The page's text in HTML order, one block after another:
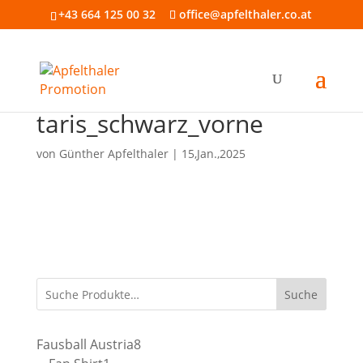
+43 664 125 00 32 office@apfelthaler.co.at
taris_schwarz_vorne
von Günther Apfelthaler| 15,Jan.,2025
Suche
Fausball Austria88